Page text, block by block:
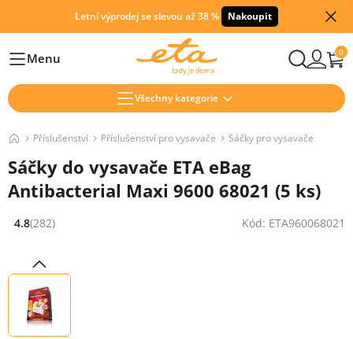
Letní výprodej se slevou až 38 % Nakoupit
HlavníMenu 0
Všechny kategorie
Příslušenství Příslušenství pro vysavače Sáčky pro vysavače
Sáčky do vysavače ETA eBag
Antibacterial Maxi 9600 68021 (5 ks)
Hodnocení: 4.8 z 5 (282 recenzí)
4.8(282) Kód: ETA960068021